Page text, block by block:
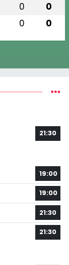
0 0
0 0
21:30
19:00
19:00
21:30
21:30